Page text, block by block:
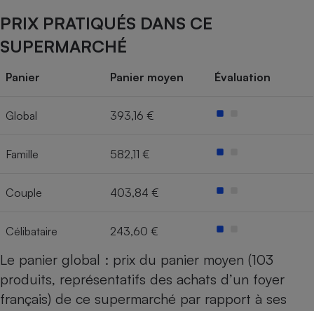
PRIX PRATIQUÉS DANS CE
SUPERMARCHÉ
Panier Panier moyen Évaluation
Global 393,16 €
Famille 582,11 €
Couple 403,84 €
Célibataire 243,60 €
Le panier global : prix du panier moyen (103
produits, représentatifs des achats d’un foyer
français) de ce supermarché par rapport à ses